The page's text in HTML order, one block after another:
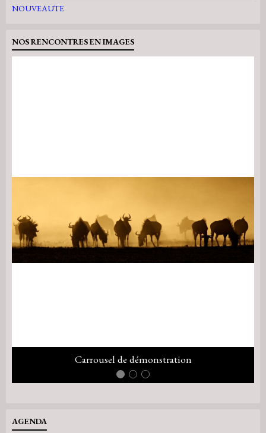
NOUVEAUTE
NOS RENCONTRES EN IMAGES
Carrousel de démonstration
AGENDA